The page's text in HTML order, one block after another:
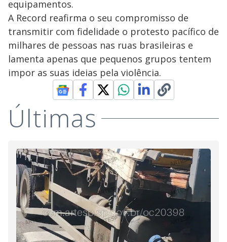
equipamentos.
A Record reafirma o seu compromisso de
transmitir com fidelidade o protesto pacífico de
milhares de pessoas nas ruas brasileiras e
lamenta apenas que pequenos grupos tentem
impor as suas ideias pela violência.
Últimas